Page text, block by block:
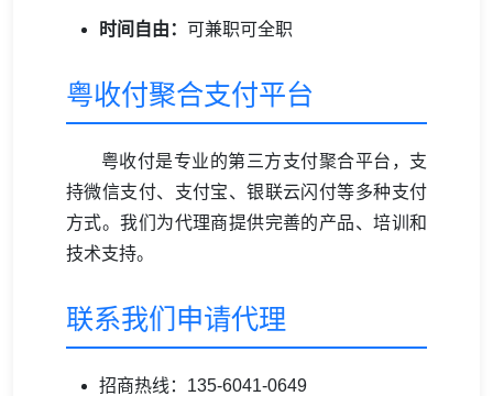
时间自由： 可兼职可全职
粤收付聚合支付平台
粤收付是专业的第三方支付聚合平台，支
持微信支付、支付宝、银联云闪付等多种支付
方式。我们为代理商提供完善的产品、培训和
技术支持。
联系我们申请代理
招商热线：135-6041-0649